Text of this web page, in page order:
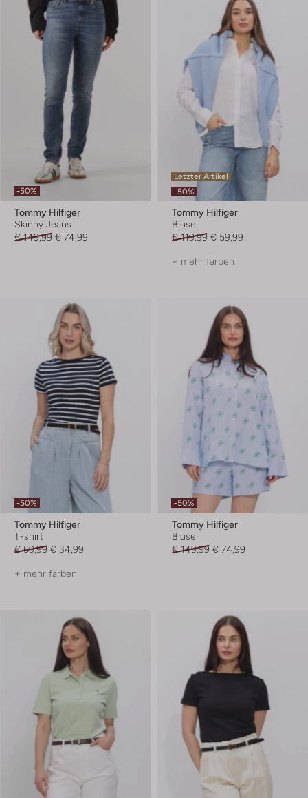
-50%
Tommy Hilfiger
Skinny Jeans
€ 149,99 € 74,99
Letzter Artikel
-50%
Tommy Hilfiger
Bluse
€ 119,99 € 59,99
+ mehr farben
-50%
Tommy Hilfiger
T-shirt
€ 69,99 € 34,99
+ mehr farben
-50%
Tommy Hilfiger
Bluse
€ 149,99 € 74,99